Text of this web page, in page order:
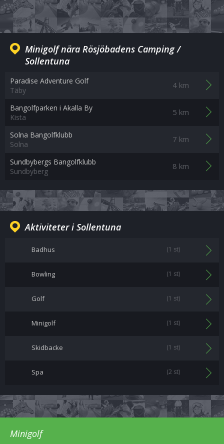
Minigolf nära Rösjöbadens Camping /
Sollentuna
Paradise Adventure Golf
Täby
4 km
Bangolfparken i Akalla By
Kista
5 km
Solna Bangolfklubb
Solna
7 km
Sundbybergs Bangolfklubb
Sundbyberg
8 km
Aktiviteter i Sollentuna
Badhus (1 st)
Bowling (1 st)
Golf (1 st)
Minigolf (1 st)
Skidbacke (1 st)
Spa (2 st)
Minigolf